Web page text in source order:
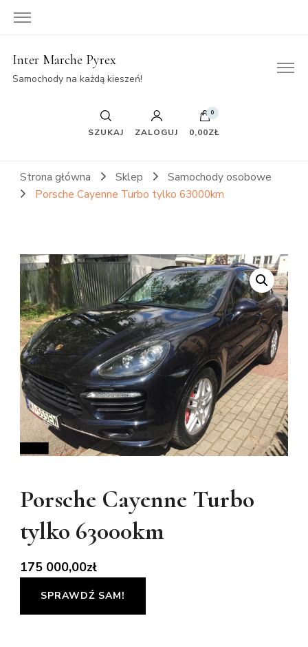
Inter Marche Pyrex
Samochody na każdą kieszeń!
SZUKAJ ZALOGUJ
0
0,00ZŁ
Strona główna Sklep
Samochody osobowe
Porsche Cayenne Turbo tylko 63000km
Porsche Cayenne Turbo
tylko 63000km
175 000,00zł
SPRAWDŹ SAM!